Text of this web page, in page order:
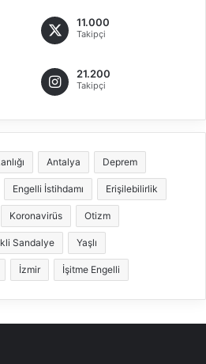
11.000
Takipçi
21.200
Takipçi
Antalya Deprem
Engelli İstihdamı Erişilebilirlik
Koronavirüs Otizm
Sandalye Yaşlı
İzmir İşitme Engelli